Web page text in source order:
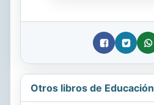
Otros libros de Educación